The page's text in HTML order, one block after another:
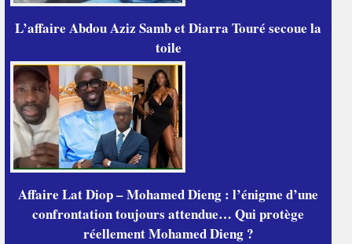
L’affaire Abdou Aziz Samb et Diarra Touré secoue la
toile
Affaire Lat Diop – Mohamed Dieng : l’énigme d’une
confrontation toujours attendue… Qui protège
réellement Mohamed Dieng ?